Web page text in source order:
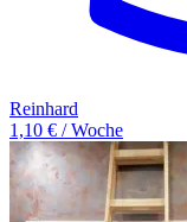
Reinhard
1,10 € / Woche